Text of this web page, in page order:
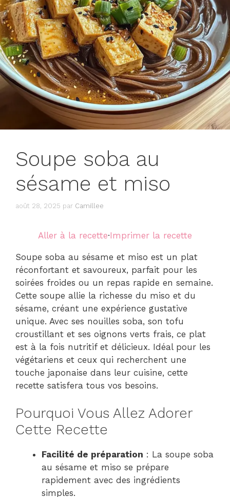
Soupe soba au
sésame et miso
août 28, 2025 par Camillee
Aller à la recette·Imprimer la recette
Soupe soba au sésame et miso est un plat
réconfortant et savoureux, parfait pour les
soirées froides ou un repas rapide en semaine.
Cette soupe allie la richesse du miso et du
sésame, créant une expérience gustative
unique. Avec ses nouilles soba, son tofu
croustillant et ses oignons verts frais, ce plat
est à la fois nutritif et délicieux. Idéal pour les
végétariens et ceux qui recherchent une
touche japonaise dans leur cuisine, cette
recette satisfera tous vos besoins.
Pourquoi Vous Allez Adorer
Cette Recette
Facilité de préparation : La soupe soba
au sésame et miso se prépare
rapidement avec des ingrédients
simples.